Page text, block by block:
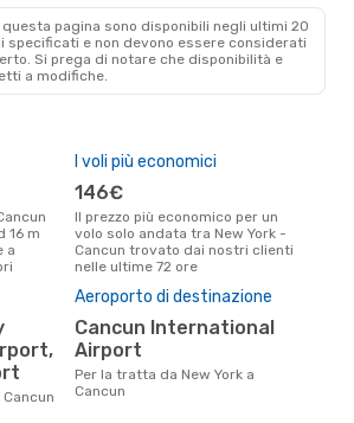
pagina sono disponibili negli ultimi 20
specificati e non devono essere considerati
Si prega di notare che disponibilità e
a modifiche.
16 m
a
I voli più economici
146€
Il prezzo più economico per un
volo solo andata tra New York -
Cancun trovato dai nostri clienti
nelle ultime 72 ore
Cancun
Aeroporto di destinazione
Cancun International
Airport
Per la tratta da New York a
Cancun